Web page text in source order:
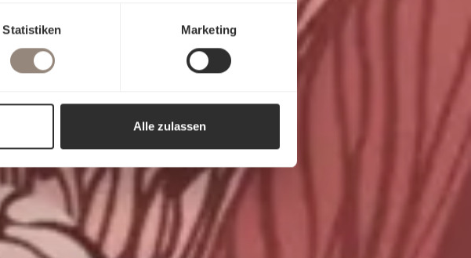
Statistiken Marketing
Alle zulassen